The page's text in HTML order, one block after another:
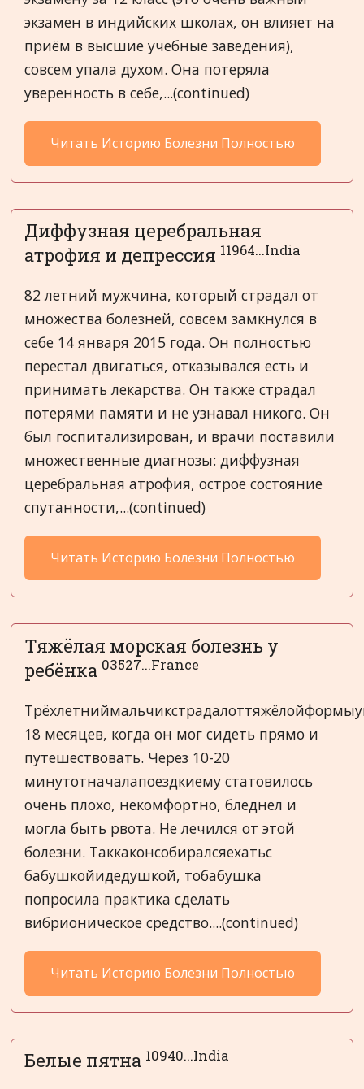
экзамен в индийских школах, он влияет на
приём в высшие учебные заведения),
совсем упала духом. Она потеряла
уверенность в себе,...(continued)
Читать Историю Болезни Полностью
Диффузная церебральная
атрофия и депрессия 11964...India
82 летний мужчина, который страдал от
множества болезней, совсем замкнулся в
себе 14 января 2015 года. Он полностью
перестал двигаться, отказывался есть и
принимать лекарства. Он также страдал
потерями памяти и не узнавал никого. Он
был госпитализирован, и врачи поставили
множественные диагнозы: диффузная
церебральная атрофия, острое состояние
спутанности,...(continued)
Читать Историю Болезни Полностью
Тяжёлая морская болезнь у
ребёнка 03527...France
18 месяцев, когда он мог сидеть прямо и
путешествовать. Через 10-20
минутотначалапоездкиему статовилось
очень плохо, некомфортно, бледнел и
могла быть рвота. Не лечился от этой
болезни. Таккаконсобиралсяехатьс
бабушкойидедушкой, тобабушка
попросила практика сделать
вибрионическое средство....(continued)
Читать Историю Болезни Полностью
Белые пятна 10940...India